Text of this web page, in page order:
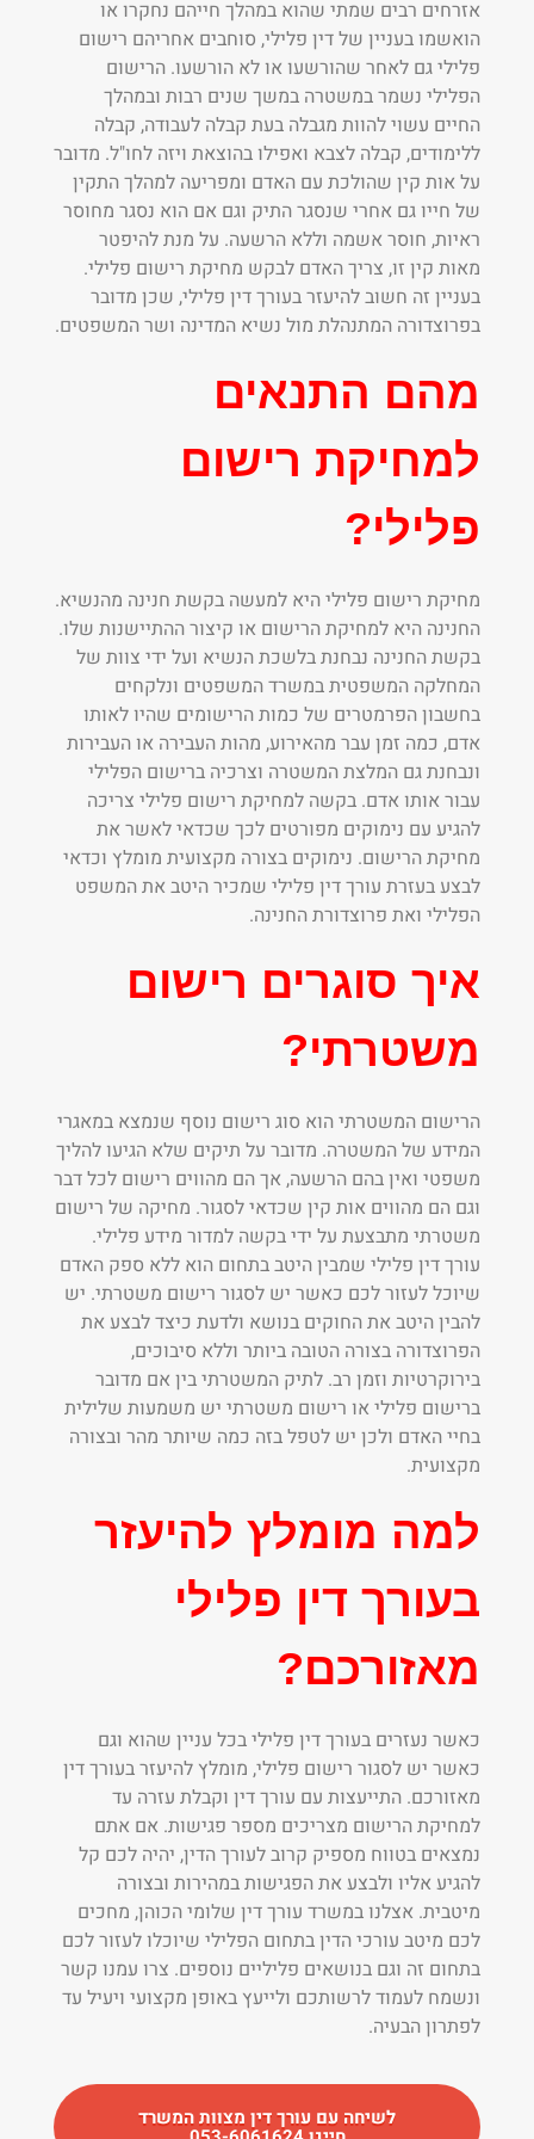
אזרחים רבים שמתי שהוא במהלך חייהם נחקרו או
הואשמו בעניין של דין פלילי, סוחבים אחריהם רישום
פלילי גם לאחר שהורשעו או לא הורשעו. הרישום
הפלילי נשמר במשטרה במשך שנים רבות ובמהלך
החיים עשוי להוות מגבלה בעת קבלה לעבודה, קבלה
ללימודים, קבלה לצבא ואפילו בהוצאת ויזה לחו"ל. מדובר
על אות קין שהולכת עם האדם ומפריעה למהלך התקין
של חייו גם אחרי שנסגר התיק וגם אם הוא נסגר מחוסר
ראיות, חוסר אשמה וללא הרשעה. על מנת להיפטר
מאות קין זו, צריך האדם לבקש מחיקת רישום פלילי.
בעניין זה חשוב להיעזר בעורך דין פלילי, שכן מדובר
בפרוצדורה המתנהלת מול נשיא המדינה ושר המשפטים.
מהם התנאים
למחיקת רישום
פלילי?
מחיקת רישום פלילי היא למעשה בקשת חנינה מהנשיא.
החנינה היא למחיקת הרישום או קיצור ההתיישנות שלו.
בקשת החנינה נבחנת בלשכת הנשיא ועל ידי צוות של
המחלקה המשפטית במשרד המשפטים ונלקחים
בחשבון הפרמטרים של כמות הרישומים שהיו לאותו
אדם, כמה זמן עבר מהאירוע, מהות העבירה או העבירות
ונבחנת גם המלצת המשטרה וצרכיה ברישום הפלילי
עבור אותו אדם. בקשה למחיקת רישום פלילי צריכה
להגיע עם נימוקים מפורטים לכך שכדאי לאשר את
מחיקת הרישום. נימוקים בצורה מקצועית מומלץ וכדאי
לבצע בעזרת עורך דין פלילי שמכיר היטב את המשפט
הפלילי ואת פרוצדורת החנינה.
איך סוגרים רישום
משטרתי?
הרישום המשטרתי הוא סוג רישום נוסף שנמצא במאגרי
המידע של המשטרה. מדובר על תיקים שלא הגיעו להליך
משפטי ואין בהם הרשעה, אך הם מהווים רישום לכל דבר
וגם הם מהווים אות קין שכדאי לסגור. מחיקה של רישום
משטרתי מתבצעת על ידי בקשה למדור מידע פלילי.
עורך דין פלילי שמבין היטב בתחום הוא ללא ספק האדם
שיוכל לעזור לכם כאשר יש לסגור רישום משטרתי. יש
להבין היטב את החוקים בנושא ולדעת כיצד לבצע את
הפרוצדורה בצורה הטובה ביותר וללא סיבוכים,
בירוקרטיות וזמן רב. לתיק המשטרתי בין אם מדובר
ברישום פלילי או רישום משטרתי יש משמעות שלילית
בחיי האדם ולכן יש לטפל בזה כמה שיותר מהר ובצורה
מקצועית.
למה מומלץ להיעזר
בעורך דין פלילי
מאזורכם?
כאשר נעזרים בעורך דין פלילי בכל עניין שהוא וגם
כאשר יש לסגור רישום פלילי, מומלץ להיעזר בעורך דין
מאזורכם. התייעצות עם עורך דין וקבלת עזרה עד
למחיקת הרישום מצריכים מספר פגישות. אם אתם
נמצאים בטווח מספיק קרוב לעורך הדין, יהיה לכם קל
להגיע אליו ולבצע את הפגישות במהירות ובצורה
מיטבית. אצלנו במשרד עורך דין שלומי הכוהן, מחכים
לכם מיטב עורכי הדין בתחום הפלילי שיוכלו לעזור לכם
בתחום זה וגם בנושאים פליליים נוספים. צרו עמנו קשר
ונשמח לעמוד לרשותכם ולייעץ באופן מקצועי ויעיל עד
לפתרון הבעיה.
לשיחה עם עורך דין מצוות המשרד